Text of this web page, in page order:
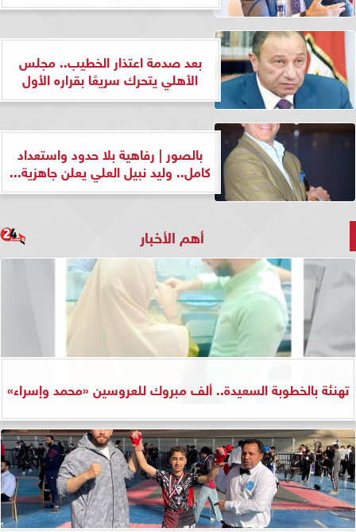
بعد صدمة اعتذار الخطيب.. مجلس
الأهلي يتحرك سريعًا بقراره الأول
بالصور | رفاهية بلا حدود واستعداد
كامل.. وليد نبيل العلي يعلن جاهزية...
أهم الأخبار
تهنئة بالخطوبة السعيدة.. ألف مبروك للعروسين «محمد وإسراء»